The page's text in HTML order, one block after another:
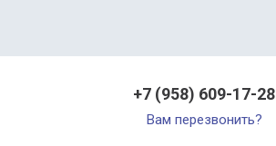
+7 (958) 609-17-28
Вам перезвонить?